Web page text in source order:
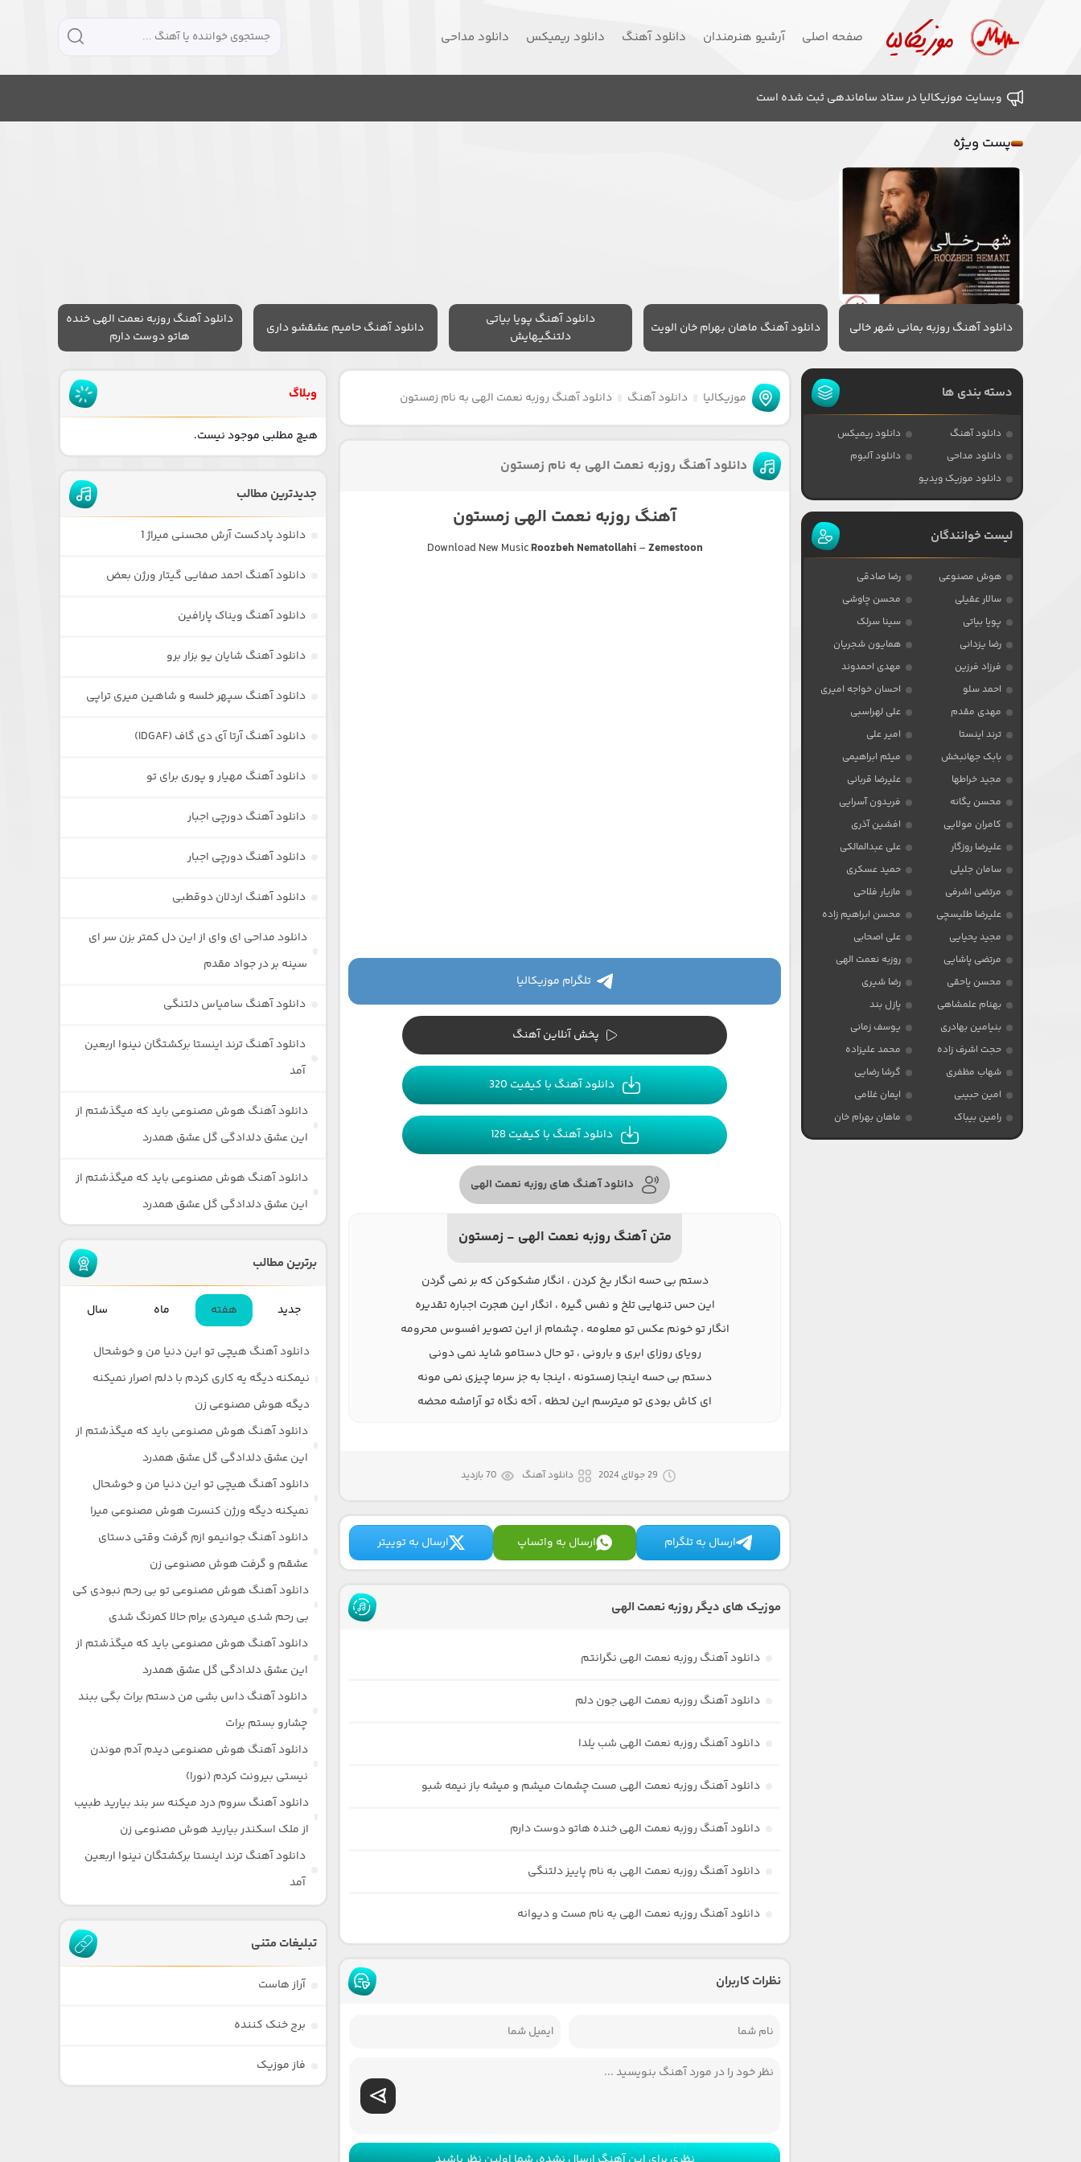
صفحه اصلی آرشیو هنرمندان دانلود آهنگ دانلود ریمیکس دانلود مداحی
وبسایت موزیکالیا در ستاد ساماندهی ثبت شده است
پست ویژه
دانلود آهنگ روزبه بمانی شهر خالی دانلود آهنگ ماهان بهرام خان الویت
دانلود آهنگ پویا بیاتی
دلتنگیهایش
دانلود آهنگ حامیم عشقشو داری
دانلود آهنگ روزبه نعمت الهی خنده
هاتو دوست دارم
موزیکالیا دانلود آهنگ دانلود آهنگ روزبه نعمت الهی به نام زمستون
دانلود آهنگ روزبه نعمت الهی به نام زمستون
آهنگ روزبه نعمت الهی زمستون
Download New MusicRoozbeh Nematollahi–Zemestoon
تلگرام موزیکالیا
پخش آنلاین آهنگ
دانلود آهنگ با کیفیت 320
دانلود آهنگ با کیفیت 128
دانلود آهنگ های روزبه نعمت الهی
متن آهنگ روزبه نعمت الهی - زمستون
دستم بی حسه انگار یخ کردن ، انگار مشکوکن که بر نمی گردن
این حس تنهایی تلخ و نفس گیره ، انگار این هجرت اجباره تقدیره
انگار تو خونم عکس تو معلومه ، چشمام از این تصویر افسوس محرومه
رویای روزای ابری و بارونی ، تو حال دستامو شاید نمی دونی
دستم بی حسه اینجا زمستونه ، اینجا به جز سرما چیزی نمی مونه
ای کاش بودی تو میترسم این لحظه ، آخه نگاه تو آرامشه محضه
29 جولای 2024 دانلود آهنگ 70 بازدید
ارسال به تلگرام ارسال به واتساپ ارسال به توییتر
موزیک های دیگر روزبه نعمت الهی
دانلود آهنگ روزبه نعمت الهی نگرانتم
دانلود آهنگ روزبه نعمت الهی جون دلم
دانلود آهنگ روزبه نعمت الهی شب یلدا
دانلود آهنگ روزبه نعمت الهی مست چشمات میشم و میشه باز نیمه شبو
دانلود آهنگ روزبه نعمت الهی خنده هاتو دوست دارم
دانلود آهنگ روزبه نعمت الهی به نام پاییز دلتنگی
دانلود آهنگ روزبه نعمت الهی به نام مست و دیوانه
نظرات کاربران
دسته بندی ها
دانلود آهنگ
دانلود ریمیکس
دانلود مداحی
دانلود آلبوم
دانلود موزیک ویدیو
لیست خوانندگان
هوش مصنوعی
رضا صادقی
سالار عقیلی
محسن چاوشی
پویا بیاتی
سینا سرلک
رضا یزدانی
همایون شجریان
فرزاد فرزین
مهدی احمدوند
احمد سلو
احسان خواجه امیری
مهدی مقدم
علی لهراسبی
ترند اینستا
امیر علی
بابک جهانبخش
میثم ابراهیمی
مجید خراطها
علیرضا قربانی
محسن یگانه
فریدون آسرایی
کامران مولایی
افشین آذری
علیرضا روزگار
علی عبدالمالکی
سامان جلیلی
حمید عسکری
مرتضی اشرفی
مازیار فلاحی
علیرضا طلیسچی
محسن ابراهیم زاده
مجید یحیایی
علی اصحابی
مرتضی پاشایی
روزبه نعمت الهی
محسن یاحقی
رضا شیری
بهنام علمشاهی
پازل بند
بنیامین بهادری
یوسف زمانی
حجت اشرف زاده
محمد علیزاده
شهاب مظفری
گرشا رضایی
امین حبیبی
ایمان غلامی
رامین بیباک
ماهان بهرام خان
وبلاگ
هیچ مطلبی موجود نیست.
جدیدترین مطالب
دانلود پادکست آرش محسنی میراژ 1
دانلود آهنگ احمد صفایی گیتار ورژن بعض
دانلود آهنگ ویناک پارافین
دانلود آهنگ شایان یو بزار برو
دانلود آهنگ سپهر خلسه و شاهین میری تراپی
دانلود آهنگ آرتا آی دی گاف (IDGAF)
دانلود آهنگ مهیار و پوری برای تو
دانلود آهنگ دورچی اجبار
دانلود آهنگ دورچی اجبار
دانلود آهنگ اردلان دوقطبی
دانلود مداحی ای وای از این دل کمتر بزن سر ای
سینه بر در جواد مقدم
دانلود آهنگ سامیاس دلتنگی
دانلود آهنگ ترند اینستا برکشتگان نینوا اربعین
آمد
دانلود آهنگ هوش مصنوعی باید که میگذشتم از
این عشق دلدادگی گل عشق همدرد
دانلود آهنگ هوش مصنوعی باید که میگذشتم از
این عشق دلدادگی گل عشق همدرد
برترین مطالب
جدید هفته ماه سال
دانلود آهنگ هیچی تو این دنیا من و خوشحال
نیمکنه دیگه یه کاری کردم با دلم اصرار نمیکنه
دیگه هوش مصنوعی زن
دانلود آهنگ هوش مصنوعی باید که میگذشتم از
این عشق دلدادگی گل عشق همدرد
دانلود آهنگ هیچی تو این دنیا من و خوشحال
نمیکنه دیگه ورژن کنسرت هوش مصنوعی میرا
دانلود آهنگ جوانیمو ازم گرفت وقتی دستای
عشقم و گرفت هوش مصنوعی زن
دانلود آهنگ هوش مصنوعی تو بی رحم نبودی کی
بی رحم شدی میمردی برام حالا کمرنگ شدی
دانلود آهنگ هوش مصنوعی باید که میگذشتم از
این عشق دلدادگی گل عشق همدرد
دانلود آهنگ داس بشی من دستم برات بگی ببند
چشارو بستم برات
دانلود آهنگ هوش مصنوعی دیدم آدم موندن
نیستی بیرونت کردم (نورا)
دانلود آهنگ سروم درد میکنه سر بند بیارید طبیب
از ملک اسکندر بیارید هوش مصنوعی زن
دانلود آهنگ ترند اینستا برکشتگان نینوا اربعین
آمد
تبلیغات متنی
آراز هاست
برج خنک کننده
فاز موزیک